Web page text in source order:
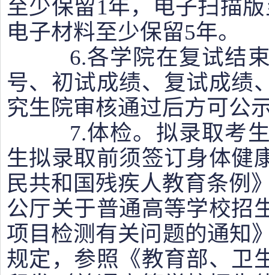
至少保留1年，电子扫描
电子材料至少保留5年。
6.各学院在复试结束
号、初试成绩、复试成绩
究生院审核通过后方可公
7.体检。拟录取考生
生拟录取前须签订身体健
民共和国残疾人教育条例
公厅关于普通高等学校招
项目检测有关问题的通知
规定，参照《教育部、卫